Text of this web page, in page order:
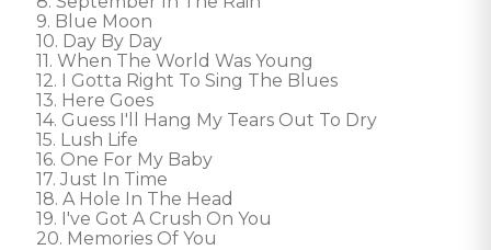
9. Blue Moon
10. Day By Day
11. When The World Was Young
12. I Gotta Right To Sing The Blues
13. Here Goes
14. Guess I'll Hang My Tears Out To Dry
15. Lush Life
16. One For My Baby
17. Just In Time
18. A Hole In The Head
19. I've Got A Crush On You
20. Memories Of You